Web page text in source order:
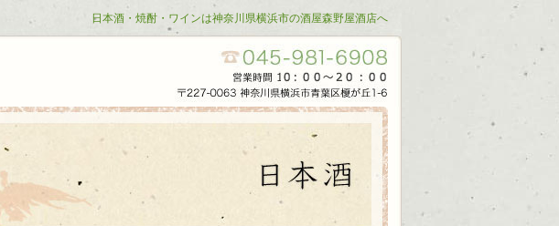
日本酒・焼酎・ワインは神奈川県横浜市の酒屋森野屋酒店へ